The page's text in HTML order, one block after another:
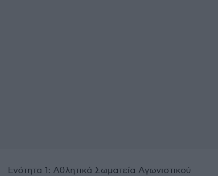
Ενότητα 1: Αθλητικά Σωματεία Αγωνιστικού